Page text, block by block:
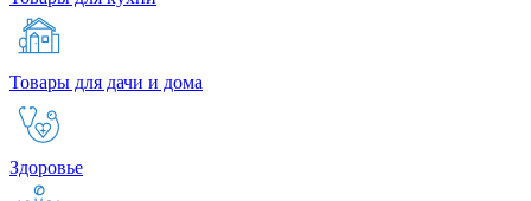
Товары для дачи и дома
Здоровье